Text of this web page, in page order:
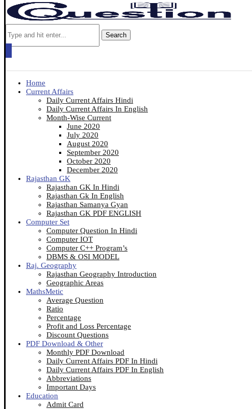
Search
Home
Current Affairs
Daily Current Affairs Hindi
Daily Current Affairs In English
Month-Wise Current
June 2020
July 2020
August 2020
September 2020
October 2020
December 2020
Rajasthan GK
Rajasthan GK In Hindi
Rajasthan Gk In English
Rajasthan Samanya Gyan
Rajasthan GK PDF ENGLISH
Computer Set
Computer Question In Hindi
Computer IOT
Computer C++ Program’s
DBMS & OSI MODEL
Raj. Geography
Rajasthan Geography Introduction
Geographic Areas
MathsMetic
Average Question
Ratio
Percentage
Profit and Loss Percentage
Discount Questions
PDF Download & Other
Monthly PDF Download
Daily Current Affairs PDF In Hindi
Daily Current Affairs PDF In English
Abbreviations
Important Days
Education
Admit Card